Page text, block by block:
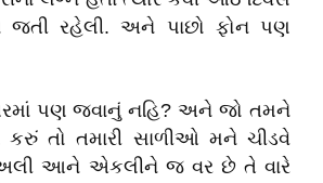
જતી રહેલી. અને પાછો ફોન પણ
પણ જવાનું નહિ? અને જો તમને
કરું તો તમારી સાળીઓ મને ચીડવે
અલી આને એકલીને જ વર છે તે વારે